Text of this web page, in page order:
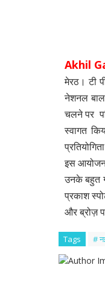
Akhil
मेरठ। टी
नेशनल
चलने पर
स्वागत
इस आयोजन
उनके बहुत
प्रकाश
और ब्रोज़
Tags #